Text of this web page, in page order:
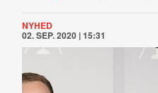
NYHED
02. SEP. 2020 | 15:31